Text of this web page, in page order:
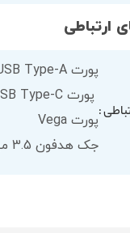
ارتباطی
:
پورت USB Type-A
پورت USB Type-C
پورت Vega
جک هدفون 3.5 میلی متر